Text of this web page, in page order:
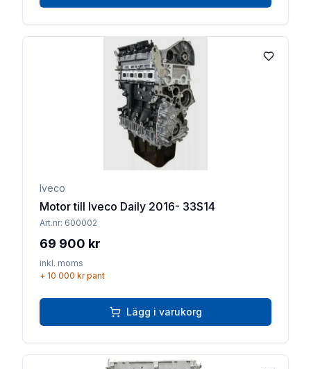
Lägg till
Iveco
Motor till Iveco Daily 2016- 33S14
Art.nr: 600002
69 900 kr
inkl. moms
+ 10 000 krpant
Lägg i varukorg